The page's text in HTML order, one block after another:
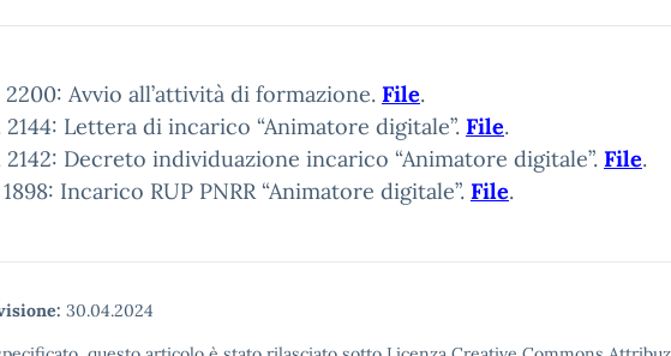
Avvio all’attività di formazione. File.
Lettera di incarico “Animatore digitale”. File.
Decreto individuazione incarico “Animatore digitale”. File.
Incarico RUP PNRR “Animatore digitale”. File.
30.04.2024